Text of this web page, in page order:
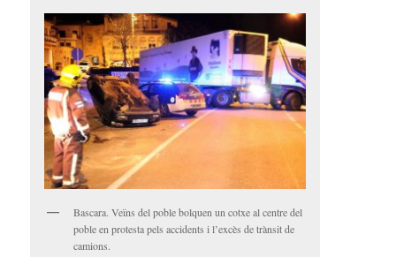
Bascara. Veïns del poble bolquen un cotxe al centre del
poble en protesta pels accidents i l’excès de trànsit de
camions.